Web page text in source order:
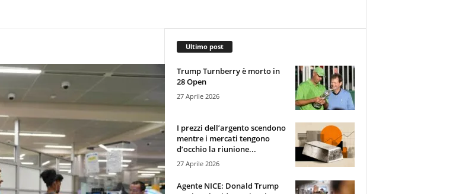
Ultimo post
Trump Turnberry è morto in
28 Open
27 Aprile 2026
I prezzi dell’argento scendono
mentre i mercati tengono
d’occhio la riunione...
27 Aprile 2026
Agente NICE: Donald Trump